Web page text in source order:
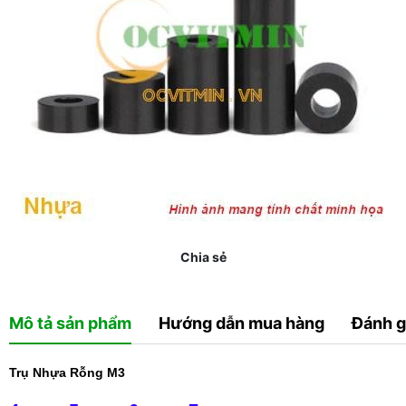
Chia sẻ
Mô tả sản phẩm Hướng dẫn mua hàng Đánh
Trụ Nhựa Rỗng M3